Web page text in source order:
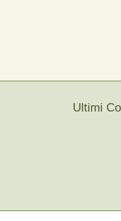
Ultimi